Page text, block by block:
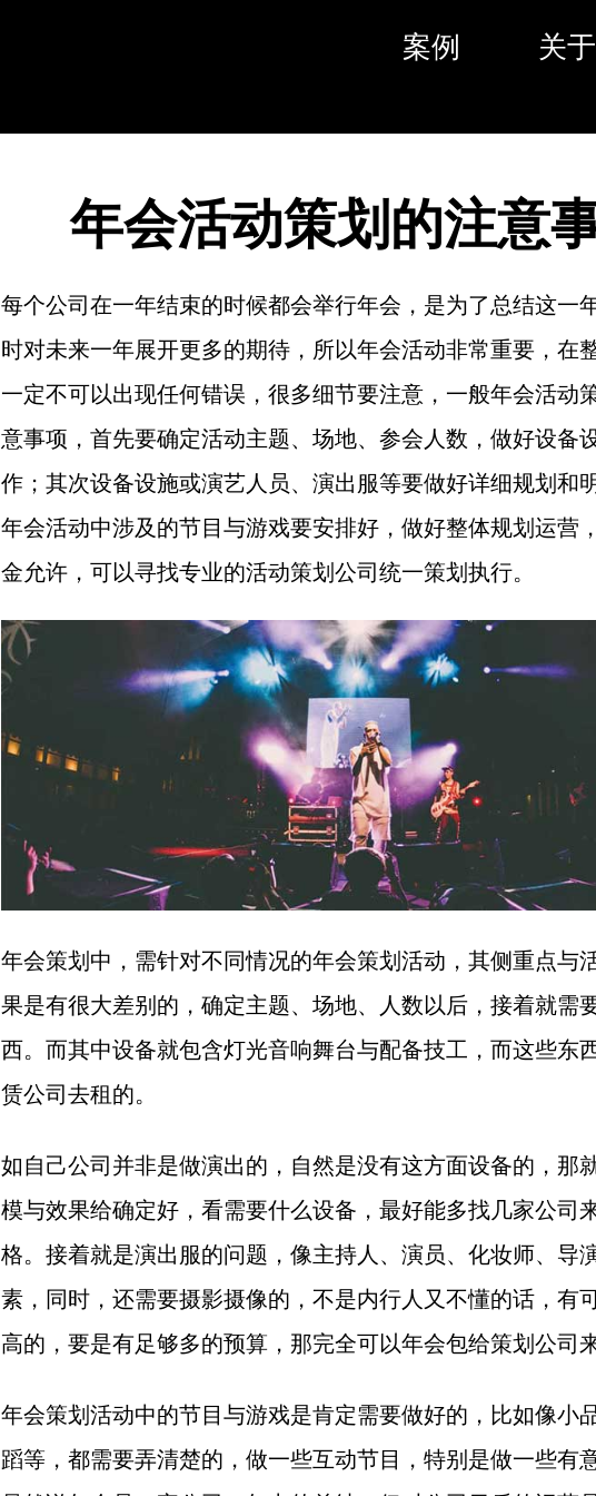
案例 关
年会活动策划的注意
每个公司在一年结束的时候都会举行年会，是为了总结这一
时对未来一年展开更多的期待，所以年会活动非常重要，在
一定不可以出现任何错误，很多细节要注意，一般年会活动
意事项，首先要确定活动主题、场地、参会人数，做好设备
作；其次设备设施或演艺人员、演出服等要做好详细规划和
年会活动中涉及的节目与游戏要安排好，做好整体规划运营
金允许，可以寻找专业的活动策划公司统一策划执行。
年会策划中，需针对不同情况的年会策划活动，其侧重点与
果是有很大差别的，确定主题、场地、人数以后，接着就需
西。而其中设备就包含灯光音响舞台与配备技工，而这些东
赁公司去租的。
如自己公司并非是做演出的，自然是没有这方面设备的，那
模与效果给确定好，看需要什么设备，最好能多找几家公司
格。接着就是演出服的问题，像主持人、演员、化妆师、导
素，同时，还需要摄影摄像的，不是内行人又不懂的话，有
高的，要是有足够多的预算，那完全可以年会包给策划公司来
年会策划活动中的节目与游戏是肯定需要做好的，比如像小
蹈等，都需要弄清楚的，做一些互动节目，特别是做一些有